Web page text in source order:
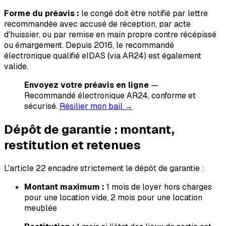
Forme du préavis : le congé doit être notifié par lettre
recommandée avec accusé de réception, par acte
d'huissier, ou par remise en main propre contre récépissé
ou émargement. Depuis 2016, le recommandé
électronique qualifié eIDAS (via AR24) est également
valide.
Envoyez votre préavis en ligne —
Recommandé électronique AR24, conforme et
sécurisé. Résilier mon bail →
Dépôt de garantie : montant,
restitution et retenues
L'article 22 encadre strictement le dépôt de garantie :
Montant maximum : 1 mois de loyer hors charges
pour une location vide, 2 mois pour une location
meublée